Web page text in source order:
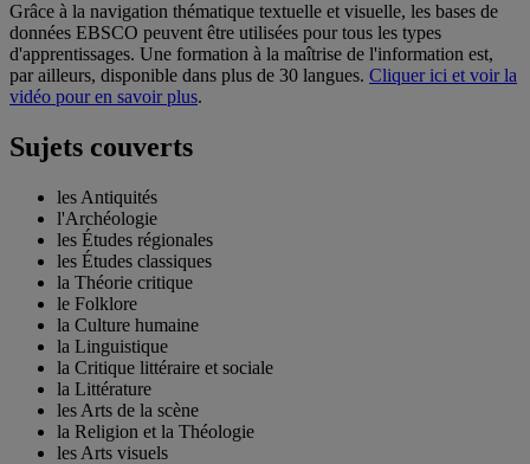
Grâce à la navigation thématique textuelle et visuelle, les bases de
données EBSCO peuvent être utilisées pour tous les types
d'apprentissages. Une formation à la maîtrise de l'information est,
par ailleurs, disponible dans plus de 30 langues. Cliquer ici et voir la
vidéo pour en savoir plus.
Sujets couverts
les Antiquités
l'Archéologie
les Études régionales
les Études classiques
la Théorie critique
le Folklore
la Culture humaine
la Linguistique
la Critique littéraire et sociale
la Littérature
les Arts de la scène
la Religion et la Théologie
les Arts visuels